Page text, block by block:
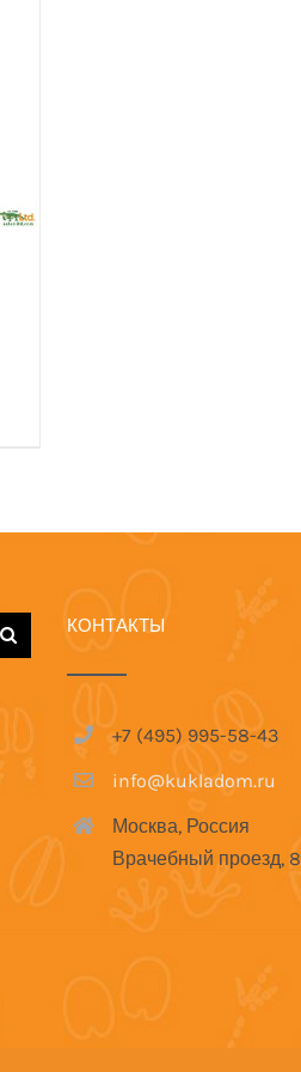
КОНТАКТЫ
+7 (495) 995-58-43
info@kukladom.ru
Москва, Россия
Врачебный проезд, 8